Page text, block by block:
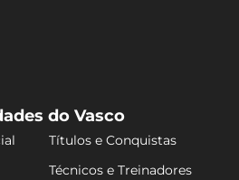
do Vasco
Títulos e Conquistas
Técnicos e Treinadores